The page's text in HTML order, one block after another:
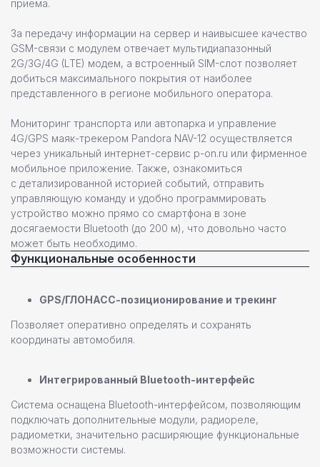
приёма.
За передачу информации на сервер и наивысшее качество
GSM-связи c модулем отвечает мультидиапазонный
2G/3G/4G (LTE) модем, а встроенный SIM-слот позволяет
добиться максимального покрытия от наиболее
представленного в регионе мобильного оператора.
Мониторинг транспорта или автопарка и управление
4G/GPS маяк-трекером Pandora NAV-12 осуществляется
через уникальный интернет-сервис p-on.ru или фирменное
мобильное приложение. Также, ознакомиться
с детализированной историей событий, отправить
управляющую команду и удобно программировать
устройство можно прямо со смартфона в зоне
досягаемости Bluetooth (до 200 м), что довольно часто
может быть необходимо.
Функциональные особенности
GPS/ГЛОНАСС-позиционирование и трекинг
Позволяет оперативно определять и сохранять
координаты автомобиля.
Интегрированный Bluetooth-интерфейс
Система оснащена Bluetooth-интерфейсом, позволяющим
подключать дополнительные модули, радиореле,
радиометки, значительно расширяющие функциональные
возможности системы.
Остались вопросы или
Оставьте свои контактные данные,
наш специалист свяжется с вами
в ближайшее время